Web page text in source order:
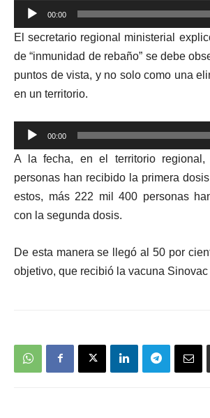
Reproductor
de
audio
00:00
El secretario regional ministerial
de “inmunidad de rebaño” se debe
puntos de vista, y no solo como una
en un territorio.
Reproductor
de
audio
00:00
A la fecha, en el territorio regional,
personas han recibido la primera
estos, más 222 mil 400 personas
con la segunda dosis.
De esta manera se llegó al 50 por
objetivo, que recibió la vacuna Sinovac